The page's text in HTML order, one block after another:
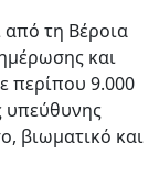
τη Βέροια
και
περίπου 9.000
υπεύθυνης
βιωματικό και